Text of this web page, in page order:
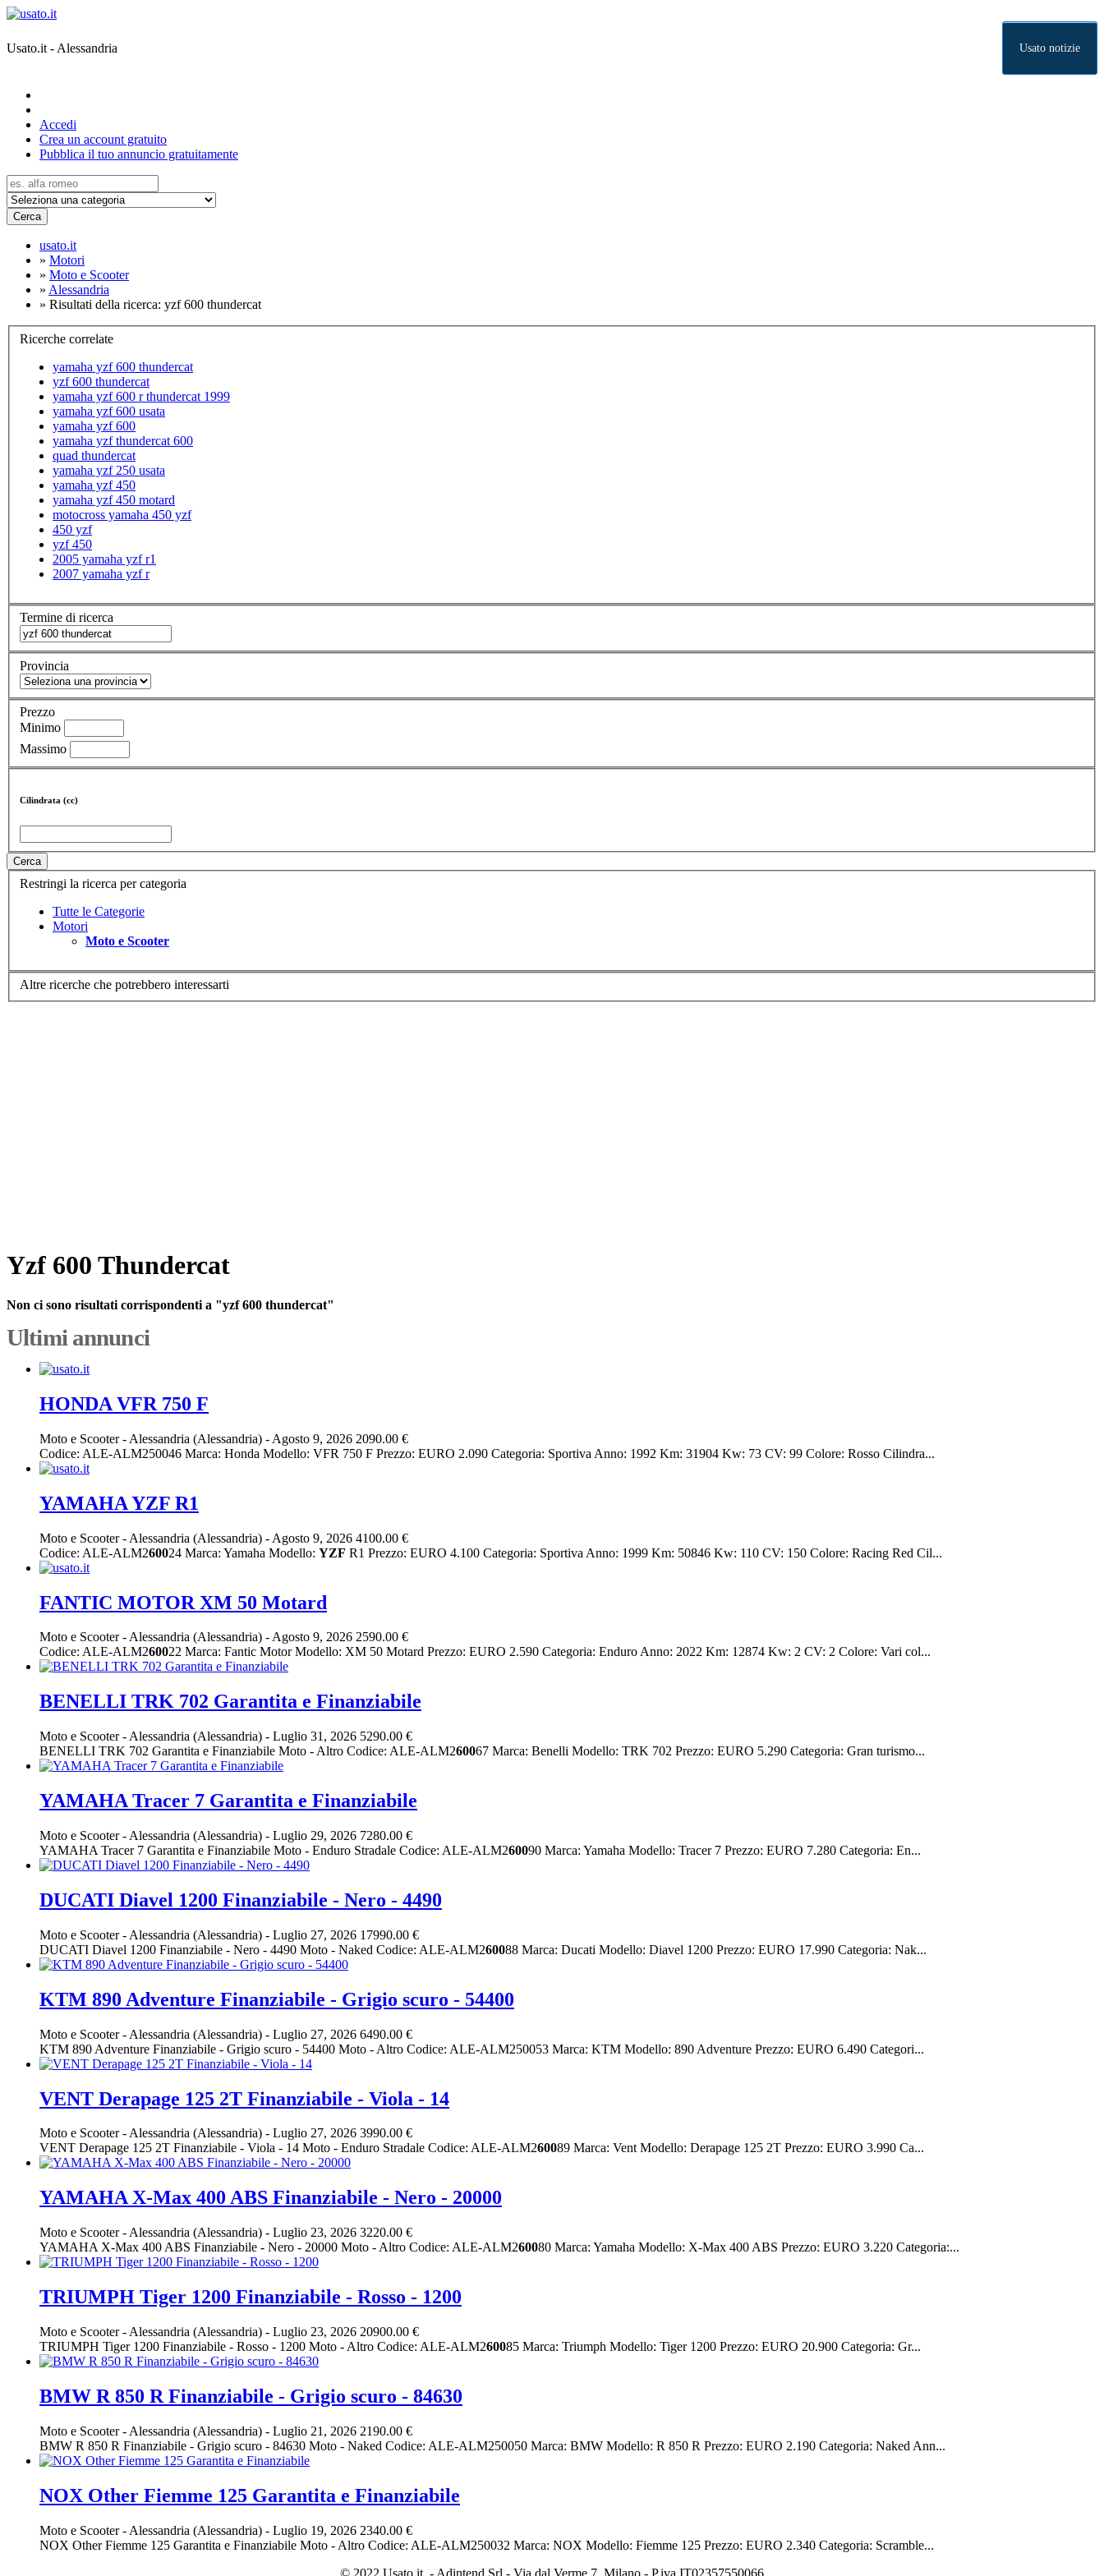
Usato.it - Alessandria Usato notizie
Accedi
Crea un account gratuito
Pubblica il tuo annuncio gratuitamente
Cerca
usato.it
» Motori
» Moto e Scooter
» Alessandria
» Risultati della ricerca: yzf 600 thundercat
Ricerche correlate
yamaha yzf 600 thundercat
yzf 600 thundercat
yamaha yzf 600 r thundercat 1999
yamaha yzf 600 usata
yamaha yzf 600
yamaha yzf thundercat 600
quad thundercat
yamaha yzf 250 usata
yamaha yzf 450
yamaha yzf 450 motard
motocross yamaha 450 yzf
450 yzf
yzf 450
2005 yamaha yzf r1
2007 yamaha yzf r
Termine di ricerca
Provincia
Prezzo
Minimo
Massimo
Cilindrata (cc)
Cerca
Restringi la ricerca per categoria
Tutte le Categorie
Motori
Moto e Scooter
Altre ricerche che potrebbero interessarti
Yzf 600 Thundercat
Non ci sono risultati corrispondenti a "yzf 600 thundercat"
Ultimi annunci
HONDA VFR 750 F
Moto e Scooter- Alessandria (Alessandria) - Agosto 9, 2026 2090.00 €
Codice: ALE-ALM250046 Marca: Honda Modello: VFR 750 F Prezzo: EURO 2.090 Categoria: Sportiva Anno: 1992 Km: 31904 Kw: 73 CV: 99 Colore: Rosso Cilindra...
YAMAHA YZF R1
Moto e Scooter- Alessandria (Alessandria) - Agosto 9, 2026 4100.00 €
Codice: ALE-ALM260024 Marca: Yamaha Modello: YZF R1 Prezzo: EURO 4.100 Categoria: Sportiva Anno: 1999 Km: 50846 Kw: 110 CV: 150 Colore: Racing Red Cil...
FANTIC MOTOR XM 50 Motard
Moto e Scooter-Alessandria (Alessandria) -Agosto 9, 2026 2590.00 €
Codice: ALE-ALM260022 Marca: Fantic Motor Modello: XM 50 Motard Prezzo: EURO 2.590 Categoria: Enduro Anno: 2022 Km: 12874 Kw: 2 CV: 2 Colore: Vari col...
BENELLI TRK 702 Garantita e Finanziabile
Moto e Scooter- Alessandria (Alessandria) - Luglio 31, 2026 5290.00 €
BENELLI TRK 702 Garantita e Finanziabile Moto - Altro Codice: ALE-ALM260067 Marca: Benelli Modello: TRK 702 Prezzo: EURO 5.290 Categoria: Gran turismo...
YAMAHA Tracer 7 Garantita e Finanziabile
Moto e Scooter- Alessandria (Alessandria) - Luglio 29, 2026 7280.00 €
YAMAHA Tracer 7 Garantita e Finanziabile Moto - Enduro Stradale Codice: ALE-ALM260090 Marca: Yamaha Modello: Tracer 7 Prezzo: EURO 7.280 Categoria: En...
DUCATI Diavel 1200 Finanziabile - Nero - 4490
Moto e Scooter- Alessandria (Alessandria) - Luglio 27, 2026 17990.00 €
DUCATI Diavel 1200 Finanziabile - Nero - 4490 Moto - Naked Codice: ALE-ALM260088 Marca: Ducati Modello: Diavel 1200 Prezzo: EURO 17.990 Categoria: Nak...
KTM 890 Adventure Finanziabile - Grigio scuro - 54400
Moto e Scooter- Alessandria (Alessandria) - Luglio 27, 2026 6490.00 €
KTM 890 Adventure Finanziabile - Grigio scuro - 54400 Moto - Altro Codice: ALE-ALM250053 Marca: KTM Modello: 890 Adventure Prezzo: EURO 6.490 Categori...
VENT Derapage 125 2T Finanziabile - Viola - 14
Moto e Scooter-Alessandria (Alessandria) - Luglio 27, 2026 3990.00 €
VENT Derapage 125 2T Finanziabile - Viola - 14 Moto - Enduro Stradale Codice: ALE-ALM260089 Marca: Vent Modello: Derapage 125 2T Prezzo: EURO 3.990 Ca...
YAMAHA X-Max 400 ABS Finanziabile - Nero - 20000
Moto e Scooter- Alessandria (Alessandria) - Luglio 23, 2026 3220.00 €
YAMAHA X-Max 400 ABS Finanziabile - Nero - 20000 Moto - Altro Codice: ALE-ALM260080 Marca: Yamaha Modello: X-Max 400 ABS Prezzo: EURO 3.220 Categoria:...
TRIUMPH Tiger 1200 Finanziabile - Rosso - 1200
Moto e Scooter- Alessandria (Alessandria) - Luglio 23, 2026 20900.00 €
TRIUMPH Tiger 1200 Finanziabile - Rosso - 1200 Moto - Altro Codice: ALE-ALM260085 Marca: Triumph Modello: Tiger 1200 Prezzo: EURO 20.900 Categoria: Gr...
BMW R 850 R Finanziabile - Grigio scuro - 84630
Moto e Scooter- Alessandria (Alessandria) - Luglio 21, 2026 2190.00 €
BMW R 850 R Finanziabile - Grigio scuro - 84630 Moto - Naked Codice: ALE-ALM250050 Marca: BMW Modello: R 850 R Prezzo: EURO 2.190 Categoria: Naked Ann...
NOX Other Fiemme 125 Garantita e Finanziabile
Moto e Scooter- Alessandria (Alessandria) - Luglio 19, 2026 2340.00 €
NOX Other Fiemme 125 Garantita e Finanziabile Moto - Altro Codice: ALE-ALM250032 Marca: NOX Modello: Fiemme 125 Prezzo: EURO 2.340 Categoria: Scramble...
© 2022 Usato it. - Adintend Srl - Via dal Verme 7, Milano - P.iva IT02357550066